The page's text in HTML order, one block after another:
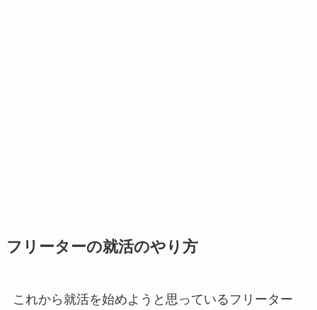
フリーターの就活のやり方
これから就活を始めようと思っているフリーター